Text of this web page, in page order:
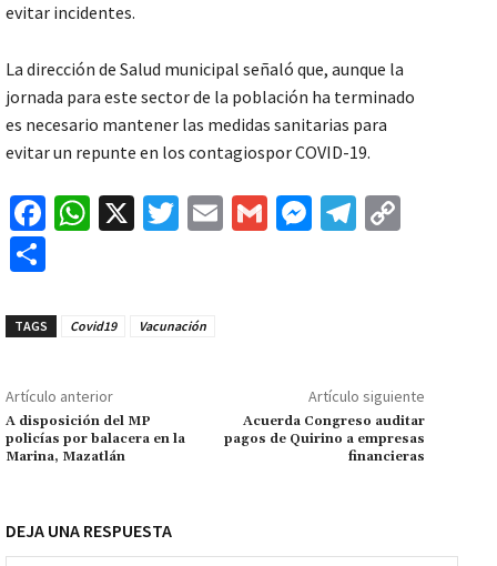
evitar incidentes.
La dirección de Salud municipal señaló que, aunque la
jornada para este sector de la población ha terminado
es necesario mantener las medidas sanitarias para
evitar un repunte en los contagiospor COVID-19.
Fa
o
k
W
sA
p
X
T
er
E
G
M
r
Te
n
k
m
ar
tir
TAGS Covid19 Vacunación
Artículo anterior
A disposición del MP
policías por balacera en la
Marina, Mazatlán
Artículo siguiente
Acuerda Congreso auditar
pagos de Quirino a empresas
financieras
DEJA UNA RESPUESTA